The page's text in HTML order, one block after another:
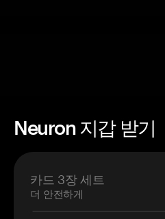
Neuron 지갑 받기
카드 3장 세트
더 안전하게